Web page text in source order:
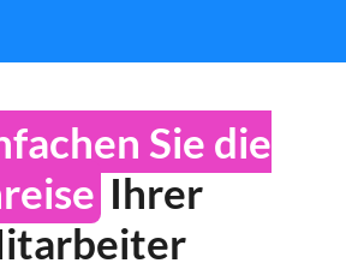
Sie die
Ihrer